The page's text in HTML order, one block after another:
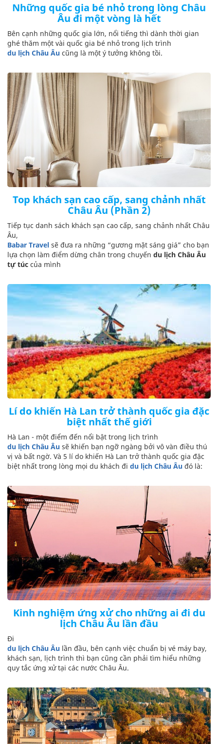
Những quốc gia bé nhỏ trong lòng Châu
Âu đi một vòng là hết
Bên cạnh những quốc gia lớn, nổi tiếng thì dành thời gian
ghé thăm một vài quốc gia bé nhỏ trong lịch trình
du lịch Châu Âu cũng là một ý tưởng không tồi.
Top khách sạn cao cấp, sang chảnh nhất
Châu Âu (Phần 2)
Tiếp tục danh sách khách sạn cao cấp, sang chảnh nhất Châu
Âu,
Babar Travel sẽ đưa ra những “gương mặt sáng giá” cho bạn
lựa chọn làm điểm dừng chân trong chuyến du lịch Châu Âu
tự túc của mình
Lí do khiến Hà Lan trở thành quốc gia đặc
biệt nhất thế giới
Hà Lan - một điểm đến nổi bật trong lịch trình
du lịch Châu Âu sẽ khiến bạn ngỡ ngàng bởi vô vàn điều thú
vị và bất ngờ. Và 5 lí do khiến Hà Lan trở thành quốc gia đặc
biệt nhất trong lòng mọi du khách đi du lịch Châu Âu đó là:
Kinh nghiệm ứng xử cho những ai đi du
lịch Châu Âu lần đầu
Đi
du lịch Châu Âu lần đầu, bên cạnh việc chuẩn bị vé máy bay,
khách sạn, lịch trình thì bạn cũng cần phải tìm hiểu những
quy tắc ứng xử tại các nước Châu Âu.